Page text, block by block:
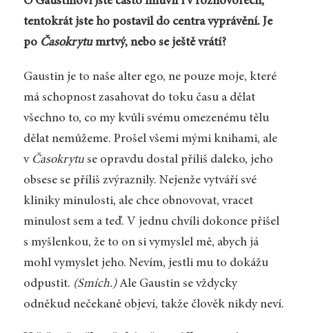
tentokrát jste ho postavil do centra vyprávění. Je
po Časokrytumrtvý, nebo se ještě vrátí?
Gaustin je to naše alter ego, ne pouze moje, které
má schopnost zasahovat do toku času a dělat
všechno to, co my kvůli svému omezenému tělu
dělat nemůžeme. Prošel všemi mými knihami, ale
v Časokrytuse opravdu dostal příliš daleko, jeho
obsese se příliš zvýraznily. Nejenže vytváří své
kliniky minulosti, ale chce obnovovat, vracet
minulost sem a teď. V jednu chvíli dokonce přišel
s myšlenkou, že to on si vymyslel mě, abych já
mohl vymyslet jeho. Nevím, jestli mu to dokážu
odpustit. (Smích.)Ale Gaustin se vždycky
odněkud nečekaně objeví, takže člověk nikdy neví.